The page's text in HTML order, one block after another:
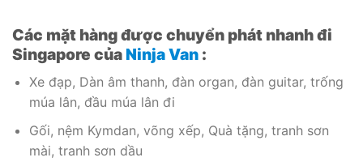
Các mặt hàng được chuyển phát nhanh đi
Singapore củaNinja Van :
Xe đạp, Dàn âm thanh, đàn organ, đàn guitar, trống
múa lân, đầu múa lân đi
Gối, nệm Kymdan, võng xếp, Quà tặng, tranh sơn
mài, tranh sơn dầu